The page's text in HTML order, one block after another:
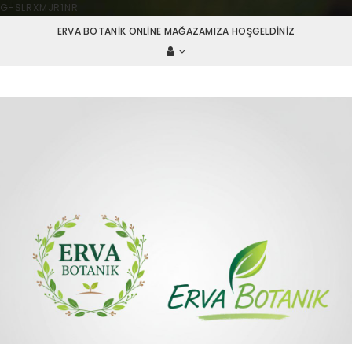
G-SLRXMJR1NR
ERVA BOTANIK ONLINE MAĞAZAMIZA HOŞGELDINIZ